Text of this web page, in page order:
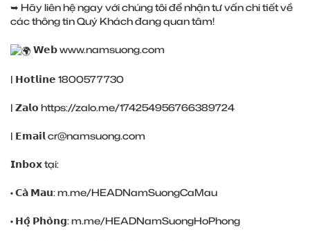
➥ Hãy liên hệ ngay với chúng tôi để nhận tư vấn chi tiết về
các thông tin Quý Khách đang quan tâm!
𝗪𝗲𝗯www.namsuong.com
| 𝗛𝗼𝘁𝗹𝗶𝗻𝗲 1800577730
| 𝗭𝗮𝗹𝗼 https://zalo.me/174254956766389724
| 𝗘𝗺𝗮𝗶𝗹 cr@namsuong.com
𝗜𝗻𝗯𝗼𝘅 tại:
• 𝗖𝗮̀ 𝗠𝗮𝘂:m.me/HEADNamSuongCaMau
• 𝗛𝗼̣̂ 𝗣𝗵𝗼̀𝗻𝗴:m.me/HEADNamSuongHoPhong